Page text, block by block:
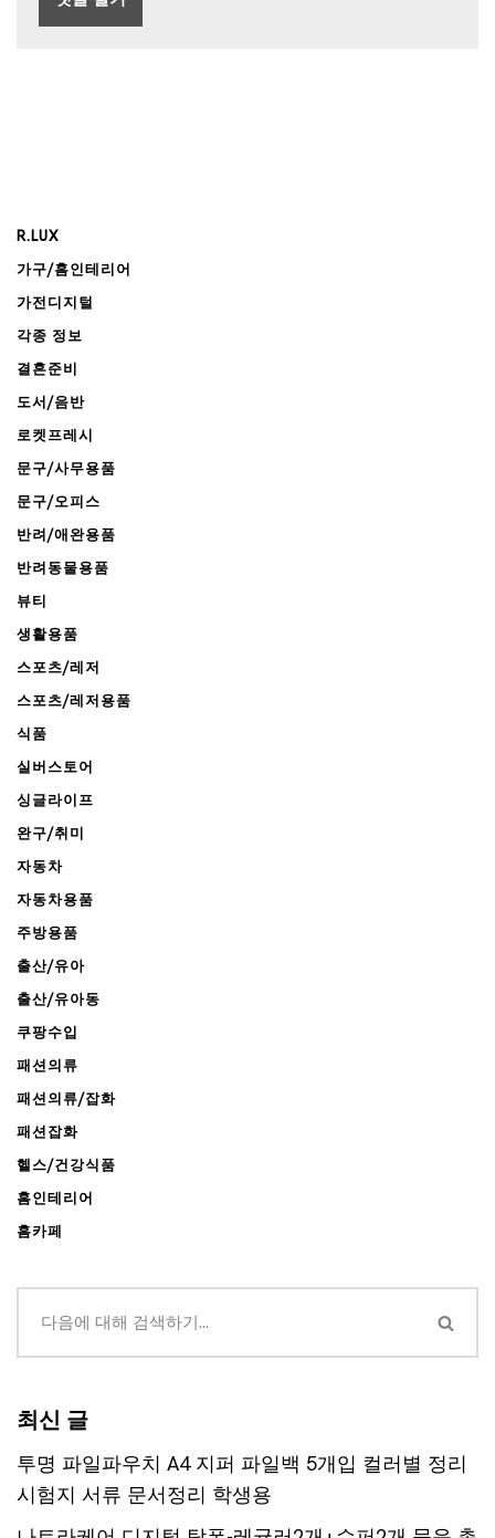
R.LUX
가구/홈인테리어
가전디지털
각종 정보
결혼준비
도서/음반
로켓프레시
문구/사무용품
문구/오피스
반려/애완용품
반려동물용품
뷰티
생활용품
스포츠/레저
스포츠/레저용품
식품
실버스토어
싱글라이프
완구/취미
자동차
자동차용품
주방용품
출산/유아
출산/유아동
쿠팡수입
패션의류
패션의류/잡화
패션잡화
헬스/건강식품
홈인테리어
홈카페
최신 글
투명 파일파우치 A4 지퍼 파일백 5개입 컬러별 정리
시험지 서류 문서정리 학생용